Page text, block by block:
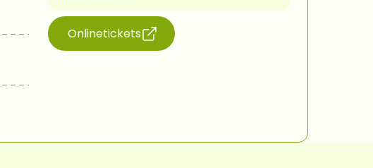
Onlinetickets
(öffnet in neuem Fenster)